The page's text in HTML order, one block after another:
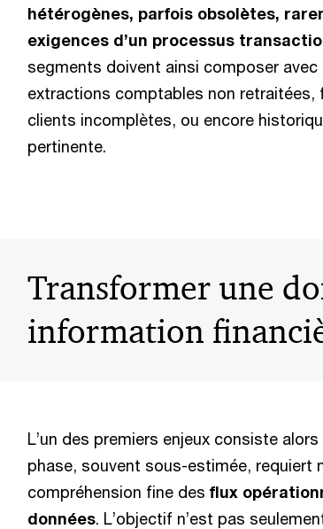
hétérogènes, parfois obsolètes,
exigences d’un processus
segments doivent ainsi composer
extractions comptables non retraitées,
clients incomplètes, ou encore
pertinente.
Transformer une
information
L’un des premiers enjeux consiste alors
phase, souvent sous-estimée, requiert
compréhension fine des flux
données. L’objectif n’est pas